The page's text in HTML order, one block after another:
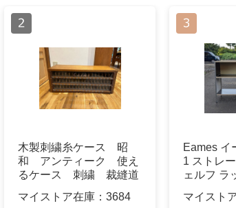
木製刺繍糸ケース 昭
和 アンティーク 使え
るケース 刺繍 裁縫道
マイストア在庫： 3684
Eames イ
1 ストレ
ェルフ ラ
マイスト